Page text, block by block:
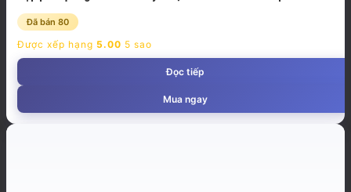
Đã bán 80
Được xếp hạng 5.00 5 sao
Đọc tiếp
Mua ngay